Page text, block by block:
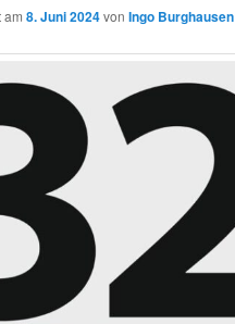
am8. Juni 2024 vonIngo Burghausen